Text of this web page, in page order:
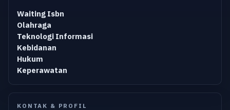
Waiting Isbn
Olahraga
Teknologi Informasi
Kebidanan
Hukum
Keperawatan
KONTAK & PROFIL